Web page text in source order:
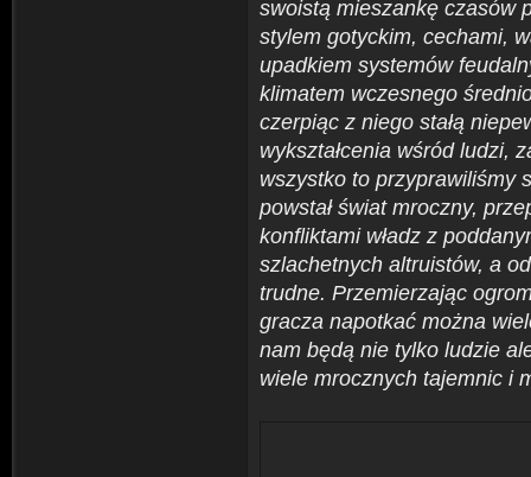
swoistą mieszankę czasów
stylem gotyckim, cechami,
upadkiem systemów
klimatem wczesnego
czerpiąc z niego stałą
wykształcenia wśród ludzi,
wszystko to przyprawiliśmy
powstał świat mroczny,
konfliktami władz z
szlachetnych altruistów, a
trudne. Przemierzając
gracza napotkać można
nam będą nie tylko ludzie
wiele mrocznych tajemnic i